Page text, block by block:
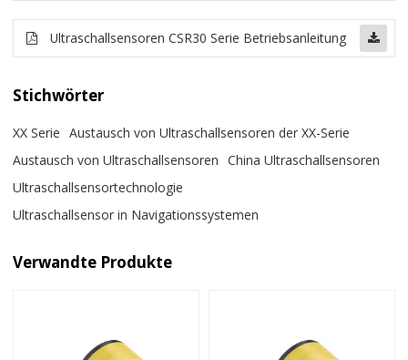
Ultraschallsensoren CSR30 Serie Betriebsanleitung
Stichwörter
XX Serie
Austausch von Ultraschallsensoren der XX-Serie
Austausch von Ultraschallsensoren
China Ultraschallsensoren
Ultraschallsensortechnologie
Ultraschallsensor in Navigationssystemen
Verwandte Produkte